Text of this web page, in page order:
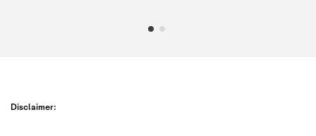
Disclaimer: